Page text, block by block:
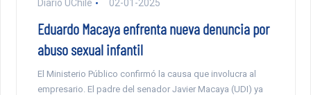
Diario UChile 02-01-2025
Eduardo Macaya enfrenta nueva denuncia por
abuso sexual infantil
El Ministerio Público confirmó la causa que involucra al
empresario. El padre del senador Javier Macaya (UDI) ya